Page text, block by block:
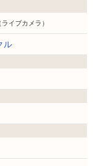
ライブカメラ）
ル